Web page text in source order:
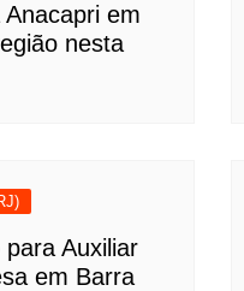
em
nesta
Auxiliar
em Barra